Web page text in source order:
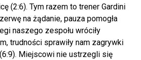
(2:6). Tym razem to trener Gardini
na żądanie, pauza pomogła
naszego zespołu wróciły
trudności sprawiły nam zagrywki
Miejscowi nie ustrzegli się